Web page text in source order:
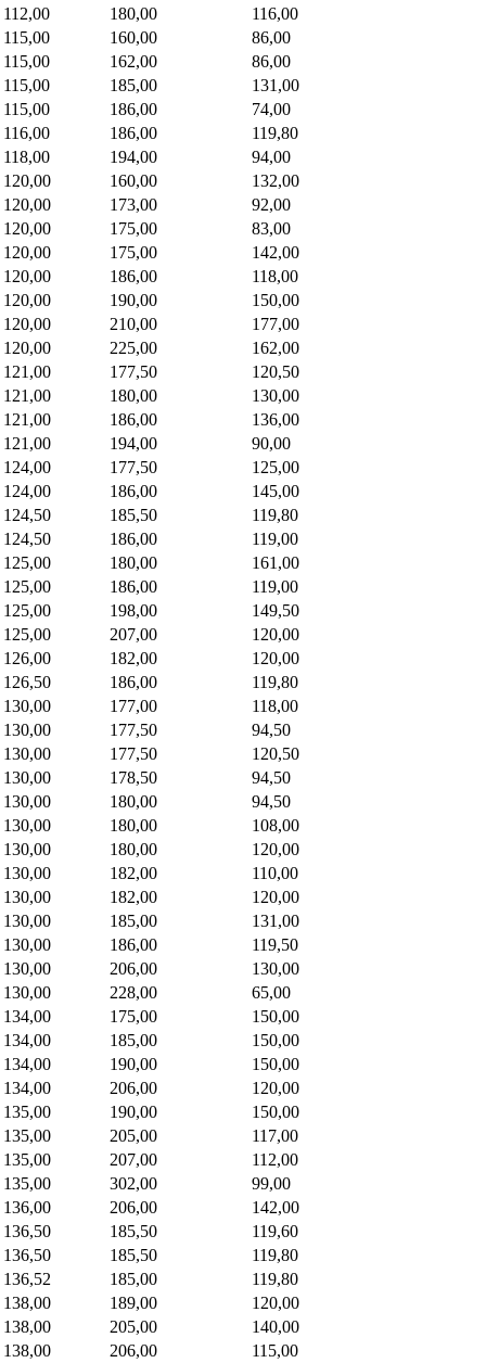
112,00
180,00
116,00
115,00
160,00
86,00
115,00
162,00
86,00
115,00
185,00
131,00
115,00
186,00
74,00
116,00
186,00
119,80
118,00
194,00
94,00
120,00
160,00
132,00
120,00
173,00
92,00
120,00
175,00
83,00
120,00
175,00
142,00
120,00
186,00
118,00
120,00
190,00
150,00
120,00
210,00
177,00
120,00
225,00
162,00
121,00
177,50
120,50
121,00
180,00
130,00
121,00
186,00
136,00
121,00
194,00
90,00
124,00
177,50
125,00
124,00
186,00
145,00
124,50
185,50
119,80
124,50
186,00
119,00
125,00
180,00
161,00
125,00
186,00
119,00
125,00
198,00
149,50
125,00
207,00
120,00
126,00
182,00
120,00
126,50
186,00
119,80
130,00
177,00
118,00
130,00
177,50
94,50
130,00
177,50
120,50
130,00
178,50
94,50
130,00
180,00
94,50
130,00
180,00
108,00
130,00
180,00
120,00
130,00
182,00
110,00
130,00
182,00
120,00
130,00
185,00
131,00
130,00
186,00
119,50
130,00
206,00
130,00
130,00
228,00
65,00
134,00
175,00
150,00
134,00
185,00
150,00
134,00
190,00
150,00
134,00
206,00
120,00
135,00
190,00
150,00
135,00
205,00
117,00
135,00
207,00
112,00
135,00
302,00
99,00
136,00
206,00
142,00
136,50
185,50
119,60
136,50
185,50
119,80
136,52
185,00
119,80
138,00
189,00
120,00
138,00
205,00
140,00
138,00
206,00
115,00